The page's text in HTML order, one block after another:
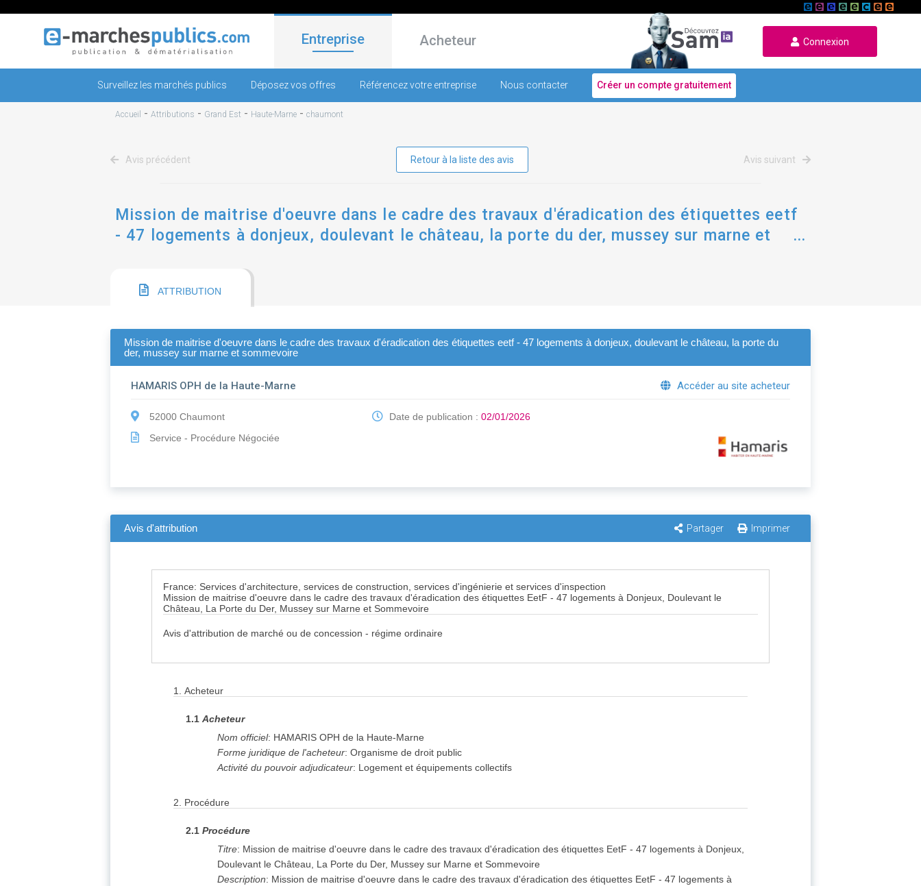
Entreprise Acheteur Connexion
Surveillez les marchés publics Déposez vos offres Référencez votre entreprise Nous contacter Créer un compte gratuitement
Accueil - Attributions - Grand Est - Haute-Marne - chaumont
Avis précédent Retour à la liste des avis Avis suivant
Mission de maitrise d'oeuvre dans le cadre des travaux d'éradication des étiquettes eetf
- 47 logements à donjeux, doulevant le château, la porte du der, mussey sur marne et
ATTRIBUTION
Mission de maitrise d'oeuvre dans le cadre des travaux d'éradication des étiquettes eetf - 47 logements à donjeux, doulevant le château, la porte du
der, mussey sur marne et sommevoire
HAMARIS OPH de la Haute-Marne Accéder au site acheteur
52000 Chaumont
Service - Procédure Négociée
Date de publication : 02/01/2026
Avis d'attribution Partager Imprimer
France: Services d'architecture, services de construction, services d'ingénierie et services d'inspection
Mission de maitrise d'oeuvre dans le cadre des travaux d'éradication des étiquettes EetF - 47 logements à Donjeux, Doulevant le
Château, La Porte du Der, Mussey sur Marne et Sommevoire
Avis d'attribution de marché ou de concession - régime ordinaire
1.Acheteur
1.1Acheteur
Nom officiel: HAMARIS OPH de la Haute-Marne
Forme juridique de l'acheteur:Organisme de droit public
Activité du pouvoir adjudicateur: Logement et équipements collectifs
2. Procédure
2.1Procédure
Titre: Mission de maitrise d'oeuvre dans le cadre des travaux d'éradication des étiquettes EetF - 47 logements à Donjeux,
Doulevant le Château, La Porte du Der, Mussey sur Marne et Sommevoire
Description: Mission de maitrise d'oeuvre dans le cadre des travaux d'éradication des étiquettes EetF - 47 logements à